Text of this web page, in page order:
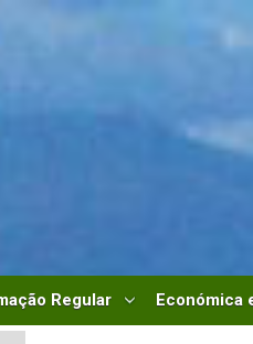
Regular Económica